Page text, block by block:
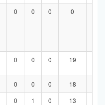
0 0 0 0
0 0 0 19
0 0 0 18
0 1 0 13